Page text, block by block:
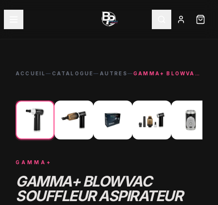
ACCUEIL— CATALOGUE— AUTRES— GAMMA+ BLOWVAC SOUFFLEUR ASPIRATEUR
GAMMA+
GAMMA+ BLOWVAC
SOUFFLEUR ASPIRATEUR